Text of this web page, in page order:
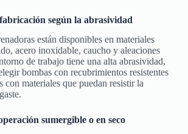
según la abrasividad
están disponibles en materiales
acero inoxidable, caucho y aleaciones
de trabajo tiene una alta abrasividad,
bombas con recubrimientos resistentes
con materiales que puedan resistir la
sumergible o en seco